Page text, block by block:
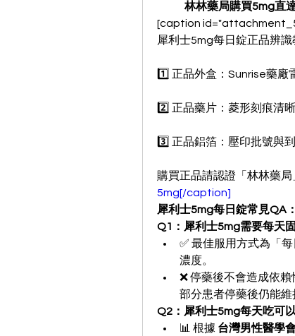
林林藥局購買5mg直
[caption
犀利士5mg每日錠正品辨識
1️⃣ 正品外盒：Sunrise藥
2️⃣ 正品藥片：菱形刻痕清
3️⃣ 正品鋁箔：壓印批號與
購買正品請認證「林林藥
5mg[/caption]
犀利士5mg每日錠常見QA
Q1：犀利士5mg需要每天
✅ 最佳服用方式為「
濃度。
❌ 停藥後不會造成依
部分患者停藥後仍能維
Q2：犀利士5mg每天吃可
📊 根據 台灣男性醫學